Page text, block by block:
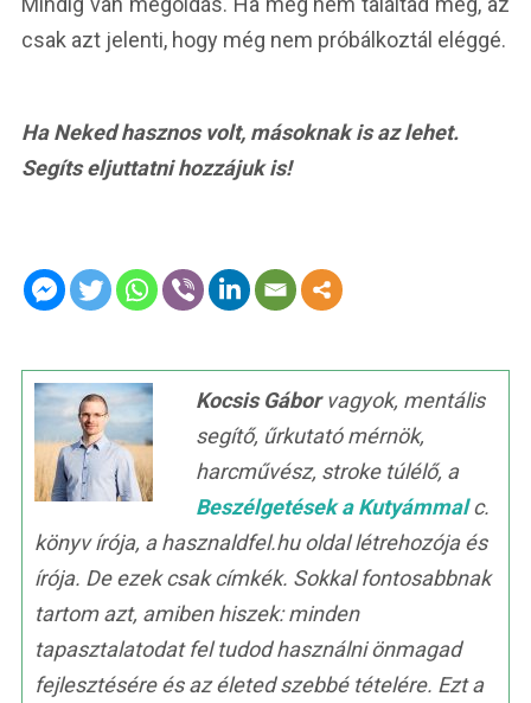
csak azt jelenti, hogy még nem próbálkoztál eléggé.
Ha Neked hasznos volt, másoknak is az lehet.
Segíts eljuttatni hozzájuk is!
Kocsis Gáborvagyok, mentális
segítő, űrkutató mérnök,
harcművész, stroke túlélő, a
Beszélgetések a Kutyámmalc.
könyv írója, a hasznaldfel.hu oldal létrehozója és
írója. De ezek csak címkék. Sokkal fontosabbnak
tartom azt, amiben hiszek: minden
tapasztalatodat fel tudod használni önmagad
fejlesztésére és az életed szebbé tételére. Ezt a